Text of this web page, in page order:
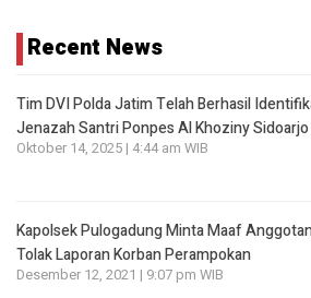
Recent News
Tim DVI Polda Jatim Telah Berhasil
Jenazah Santri Ponpes Al Khoziny Sidoarjo
Oktober 14, 2025 | 4:44 am WIB
Kapolsek Pulogadung Minta Maaf
Tolak Laporan Korban Perampokan
Desember 12, 2021 | 9:07 pm WIB